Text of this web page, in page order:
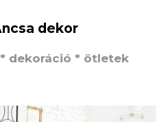
dekor
dekoráció * ötletek